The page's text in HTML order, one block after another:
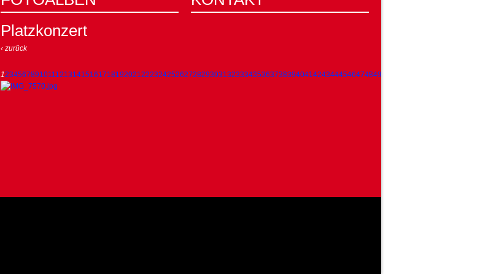
Platzkonzert
‹ zurück
12345678910111213141516171819202122232425262728293031323334353637383940414243444546474849